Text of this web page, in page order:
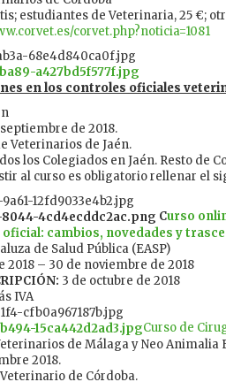
estudiantes de Veterinaria, 25 €;
corvet.php?noticia=1081
en los controles oficiales
de 2018.
Veterinarios de Jaén.
los Colegiados en Jaén. Resto de
al curso es obligatorio rellenar el
Curso
cambios, novedades y
de Salud Pública (EASP)
2018 – 30 de noviembre de 2018
3 de octubre de 2018
IVA
Curso de
de Málaga y Neo Animalia
2018.
de Córdoba.